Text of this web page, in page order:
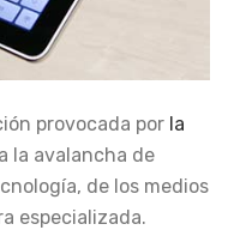
provocada por la
la avalancha de
de los medios
especializada.